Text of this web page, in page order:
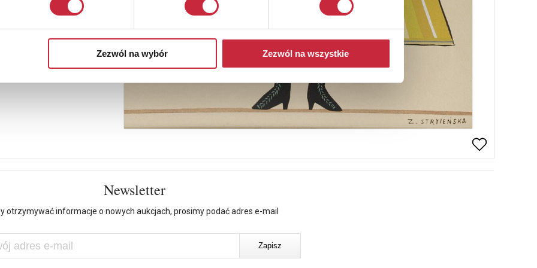
Zezwól na wybór Zezwól na wszystkie
Newsletter
otrzymywać informacje o nowych aukcjach, prosimy podać adres e-mail